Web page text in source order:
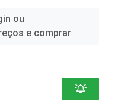
ou
e comprar